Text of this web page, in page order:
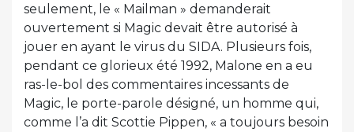
seulement, le « Mailman » demanderait
ouvertement si Magic devait être autorisé à
jouer en ayant le virus du SIDA. Plusieurs fois,
pendant ce glorieux été 1992, Malone en a eu
ras-le-bol des commentaires incessants de
Magic, le porte-parole désigné, un homme qui,
comme l’a dit Scottie Pippen, « a toujours besoin